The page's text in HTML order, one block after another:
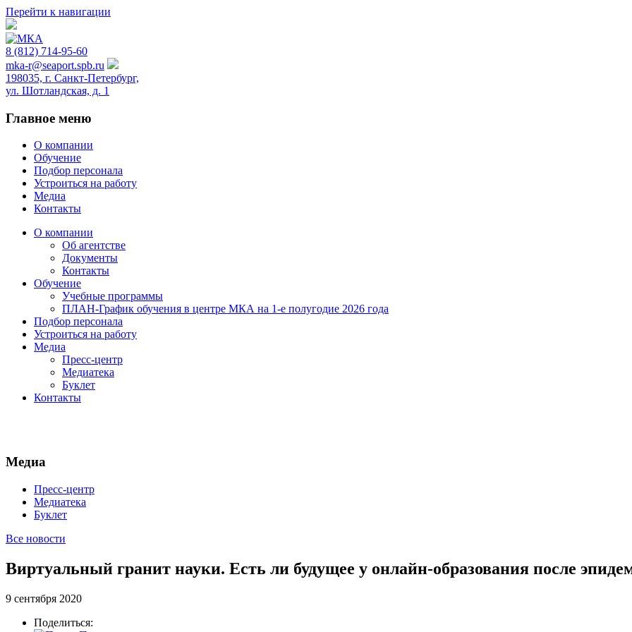
Перейти к навигации
8 (812) 714-95-60
mka-r@seaport.spb.ru
198035, г. Санкт-Петербург,
ул. Шотландская, д. 1
Главное меню
О компании
Обучение
Подбор персонала
Устроиться на работу
Медиа
Контакты
О компании
Об агентстве
Документы
Контакты
Обучение
Учебные программы
ПЛАН-График обучения в центре МКА на 1-е полугодие 2026 года
Подбор персонала
Устроиться на работу
Медиа
Пресс-центр
Медиатека
Буклет
Контакты
Медиа
Пресс-центр
Медиатека
Буклет
Все новости
Виртуальный гранит науки. Есть ли будущее у онлайн-образования после
9 сентября 2020
Поделиться: